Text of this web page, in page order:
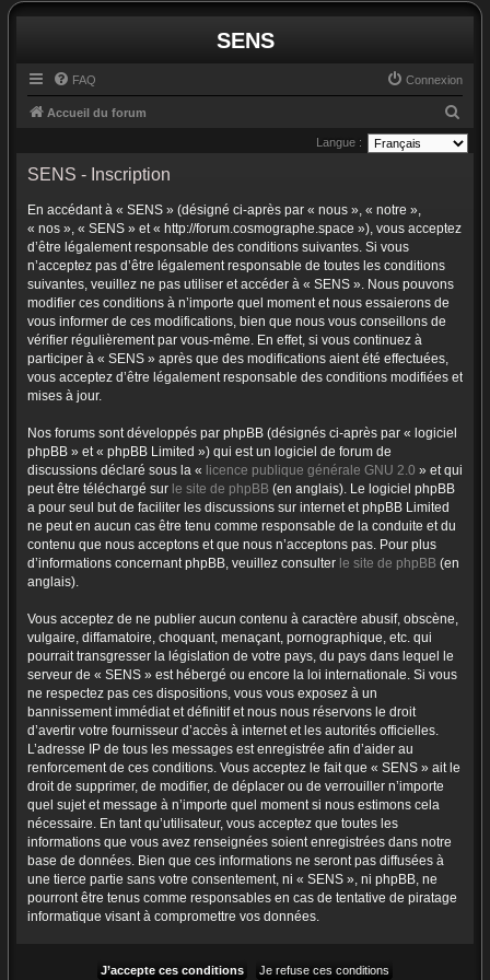
SENS
FAQ Connexion
Accueil du forum
e
Langue :
SENS - Inscription
En accédant à « SENS » (désigné ci-après par « nous », « notre »,
« nos », « SENS » et « http://forum.cosmographe.space »), vous acceptez
d’être légalement responsable des conditions suivantes. Si vous
n’acceptez pas d’être légalement responsable de toutes les conditions
suivantes, veuillez ne pas utiliser et accéder à « SENS ». Nous pouvons
modifier ces conditions à n’importe quel moment et nous essaierons de
vous informer de ces modifications, bien que nous vous conseillons de
vérifier régulièrement par vous-même. En effet, si vous continuez à
participer à « SENS » après que des modifications aient été effectuées,
vous acceptez d’être légalement responsable des conditions modifiées et
mises à jour.
Nos forums sont développés par phpBB (désignés ci-après par « logiciel
phpBB » et « phpBB Limited ») qui est un logiciel de forum de
discussions déclaré sous la « licence publique générale GNU 2.0 » et qui
peut être téléchargé sur le site de phpBB (en anglais). Le logiciel phpBB
a pour seul but de faciliter les discussions sur internet et phpBB Limited
ne peut en aucun cas être tenu comme responsable de la conduite et du
contenu que nous acceptons et que nous n’acceptons pas. Pour plus
d’informations concernant phpBB, veuillez consulter le site de phpBB (en
anglais).
Vous acceptez de ne publier aucun contenu à caractère abusif, obscène,
vulgaire, diffamatoire, choquant, menaçant, pornographique, etc. qui
pourrait transgresser la législation de votre pays, du pays dans lequel le
serveur de « SENS » est hébergé ou encore la loi internationale. Si vous
ne respectez pas ces dispositions, vous vous exposez à un
bannissement immédiat et définitif et nous nous réservons le droit
d’avertir votre fournisseur d’accès à internet et les autorités officielles.
L’adresse IP de tous les messages est enregistrée afin d’aider au
renforcement de ces conditions. Vous acceptez le fait que « SENS » ait le
droit de supprimer, de modifier, de déplacer ou de verrouiller n’importe
quel sujet et message à n’importe quel moment si nous estimons cela
nécessaire. En tant qu’utilisateur, vous acceptez que toutes les
informations que vous avez renseignées soient enregistrées dans notre
base de données. Bien que ces informations ne seront pas diffusées à
une tierce partie sans votre consentement, ni « SENS », ni phpBB, ne
pourront être tenus comme responsables en cas de tentative de piratage
informatique visant à compromettre vos données.